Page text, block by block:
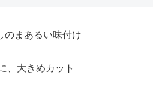
のまあるい味付け
、大きめカット